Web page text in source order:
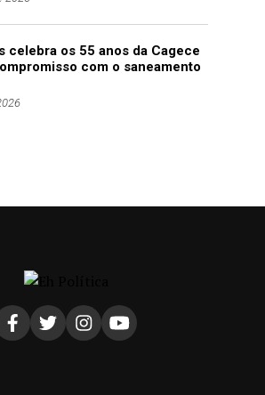
celebra os 55 anos da Cagece
com o saneamento